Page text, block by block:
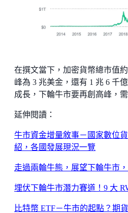
在撰文當下，加密貨幣總市值
峰為 3 兆美金，還有 1 兆 6 千
成長，下輪牛市要再創高峰，
延伸閱讀：
牛市資金增量敘事－國家數位
紹，各國發展現況一覽
走過兩輪牛熊，展望下輪牛市
埋伏下輪牛市潛力賽道！9 大
比特幣 ETF－牛市的起點？期